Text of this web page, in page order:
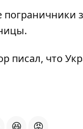
.
писал, что